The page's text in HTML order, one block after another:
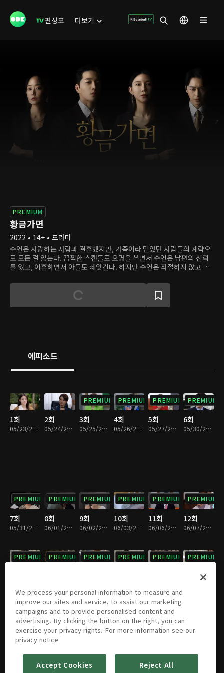
편성표 더보기
PREMIUM
황금가면
2022 • 14+ • 드라마
수연은 사랑하는 사람과 결혼했지만, 가족이라 믿었던 사람들의 계략으
로 모든 걸 잃는다. 끔찍한 스캔들로 오명을 쓰면서 수연은 남편의 신뢰
를 잃고, 이혼하면서 아들도 빼앗긴다. 하지만 수연은 좌절하지 않고 자
최고의 사채업자 고미숙과 인연을 맺는다.
에피소드
1회
05/23/2022 • 35분
2회
05/24/2022 • 34분
PREMIUM
3회
05/25/2022 • 34분
PREMIUM
4회
05/26/2022 • 34분
PREMIUM
5회
05/27/2022 • 34분
PREMIUM
6회
05/30/2022 • 34분
PREMIUM
7회
05/31/2022 • 33분
PREMIUM
8회
06/01/2022 • 34분
PREMIUM
9회
06/02/2022 • 34분
PREMIUM
10회
06/03/2022 • 34분
PREMIUM
11회
06/06/2022 • 34분
PREMIUM
12회
06/07/2022 • 34분
PREMIUM PREMIUM PREMIUM PREMIUM PREMIUM PREMIUM
PREMIUM
19회
06/16/2022 • 31분
PREMIUM
20회
PREMIUM
21회
PREMIUM
22회
PREMIUM
23회 24회
We process your personal information to measure and
improve our sites and service, to assist our marketing
campaigns and to provide personalised content and
advertising. By clicking the button on the right, you can
exercise your privacy rights. For more information see our
privacy notice
Accept Cookies Reject All